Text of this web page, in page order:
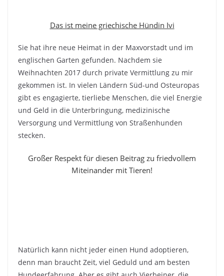
Das ist meine griechische Hündin Ivi
Sie hat ihre neue Heimat in der Maxvorstadt und im
englischen Garten gefunden. Nachdem sie
Weihnachten 2017 durch private Vermittlung zu mir
gekommen ist. In vielen Ländern Süd-und Osteuropas
gibt es engagierte, tierliebe Menschen, die viel Energie
und Geld in die Unterbringung, medizinische
Versorgung und Vermittlung von Straßenhunden
stecken.
Großer Respekt für diesen Beitrag zu friedvollem
Miteinander mit Tieren!
Natürlich kann nicht jeder einen Hund adoptieren,
denn man braucht Zeit, viel Geduld und am besten